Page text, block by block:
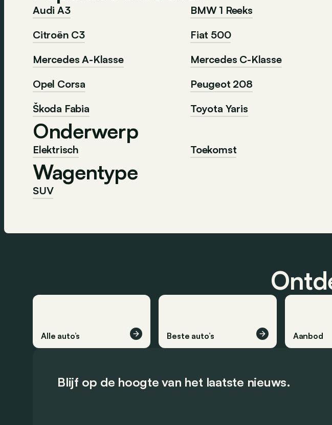
Audi A3 BMW 1 Reeks
Citroën C3
Fiat 500
Mercedes A-Klasse
Mercedes C-Klasse
Opel Corsa
Peugeot 208
Škoda Fabia
Toyota Yaris
Onderwerp
Elektrisch Toekomst
Wagentype
SUV
Alle auto’s Beste auto’s Aanbod
Blijf op de hoogte van het laatste nieuws.